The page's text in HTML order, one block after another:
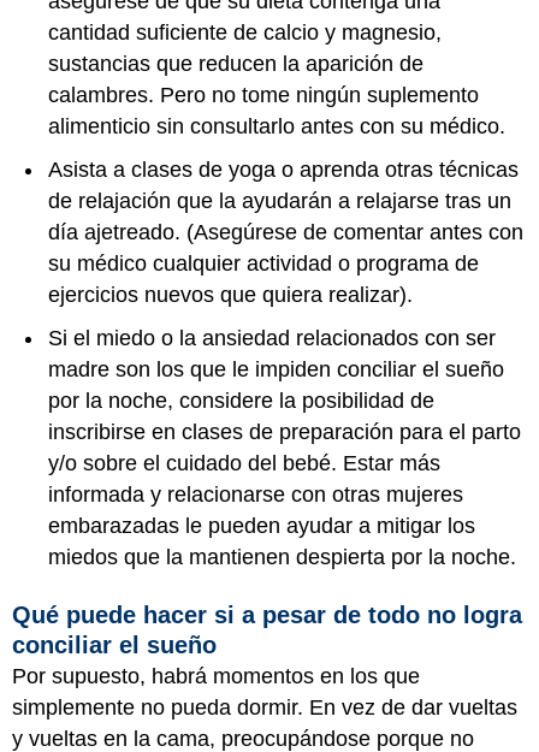
cantidad suficiente de calcio y magnesio,
sustancias que reducen la aparición de
calambres. Pero no tome ningún suplemento
alimenticio sin consultarlo antes con su médico.
Asista a clases de yoga o aprenda otras técnicas
de relajación que la ayudarán a relajarse tras un
día ajetreado. (Asegúrese de comentar antes con
su médico cualquier actividad o programa de
ejercicios nuevos que quiera realizar).
Si el miedo o la ansiedad relacionados con ser
madre son los que le impiden conciliar el sueño
por la noche, considere la posibilidad de
inscribirse en clases de preparación para el parto
y/o sobre el cuidado del bebé. Estar más
informada y relacionarse con otras mujeres
embarazadas le pueden ayudar a mitigar los
miedos que la mantienen despierta por la noche.
Qué puede hacer si a pesar de todo no logra
conciliar el sueño
Por supuesto, habrá momentos en los que
simplemente no pueda dormir. En vez de dar vueltas
y vueltas en la cama, preocupándose porque no